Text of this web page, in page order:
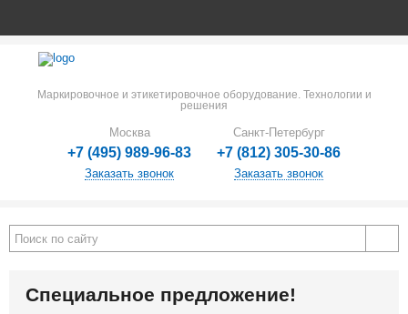
Маркировочное и этикетировочное оборудование. Технологии и
решения
Москва
+7 (495) 989-96-83
Заказать звонок
Санкт-Петербург
+7 (812) 305-30-86
Заказать звонок
Специальное предложение!